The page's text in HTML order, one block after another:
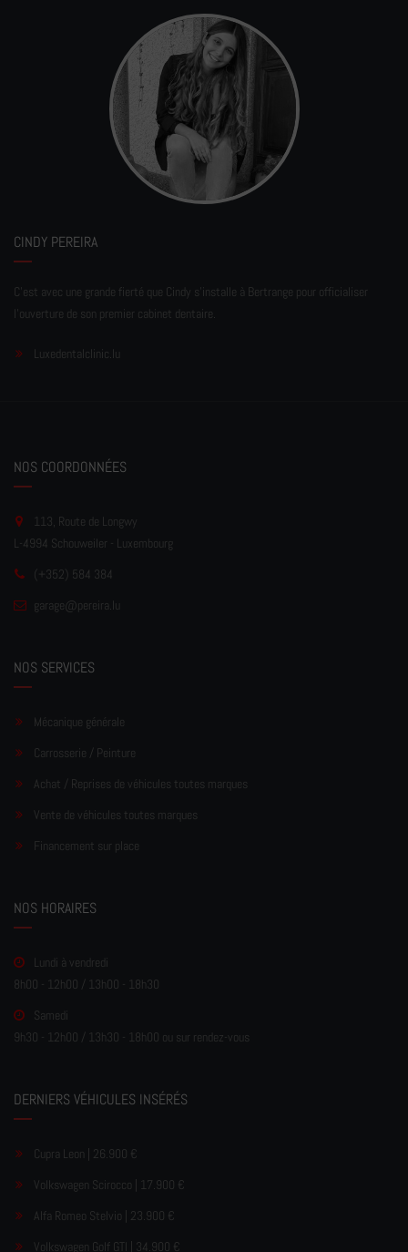
CINDY PEREIRA
C'est avec une grande fierté que Cindy s'installe à Bertrange pour officialiser
l'ouverture de son premier cabinet dentaire.
Luxedentalclinic.lu
NOS COORDONNÉES
113, Route de Longwy
L-4994 Schouweiler - Luxembourg
(+352) 584 384
garage@pereira.lu
NOS SERVICES
Mécanique générale
Carrosserie / Peinture
Achat / Reprises de véhicules toutes marques
Vente de véhicules toutes marques
Financement sur place
NOS HORAIRES
Lundi à vendredi
8h00 - 12h00 / 13h00 - 18h30
Samedi
9h30 - 12h00 / 13h30 - 18h00 ou sur rendez-vous
DERNIERS VÉHICULES INSÉRÉS
Cupra Leon | 26.900 €
Volkswagen Scirocco | 17.900 €
Alfa Romeo Stelvio | 23.900 €
Volkswagen Golf GTI | 34.900 €